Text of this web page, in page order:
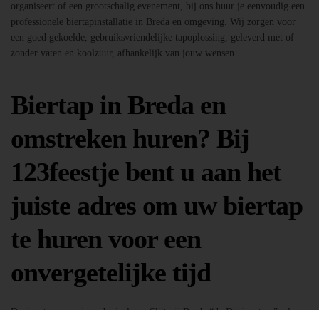
organiseert of een grootschalig evenement, bij ons huur je eenvoudig een
professionele biertapinstallatie in Breda en omgeving. Wij zorgen voor
een goed gekoelde, gebruiksvriendelijke tapoplossing, geleverd met of
zonder vaten en koolzuur, afhankelijk van jouw wensen.
Biertap in Breda en
omstreken huren? Bij
123feestje bent u aan het
juiste adres om uw biertap
te huren voor een
onvergetelijke tijd